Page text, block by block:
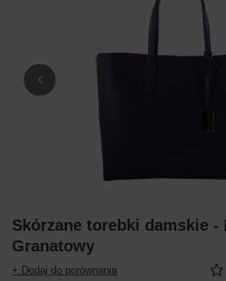
Skórzane torebki damskie -
Granatowy
+ Dodaj do porównania